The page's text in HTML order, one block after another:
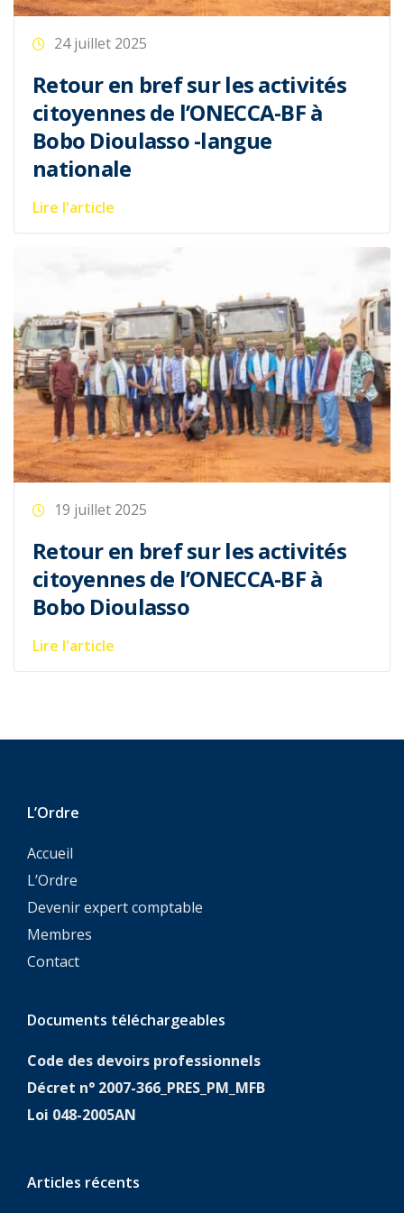
24 juillet 2025
Retour en bref sur les activités
citoyennes de l’ONECCA-BF à
Bobo Dioulasso -langue
nationale
Lire l'article
19 juillet 2025
Retour en bref sur les activités
citoyennes de l’ONECCA-BF à
Bobo Dioulasso
Lire l'article
L’Ordre
Accueil
L’Ordre
Devenir expert comptable
Membres
Contact
Documents téléchargeables
Code des devoirs professionnels
Décret n° 2007-366_PRES_PM_MFB
Loi 048-2005AN
Articles récents